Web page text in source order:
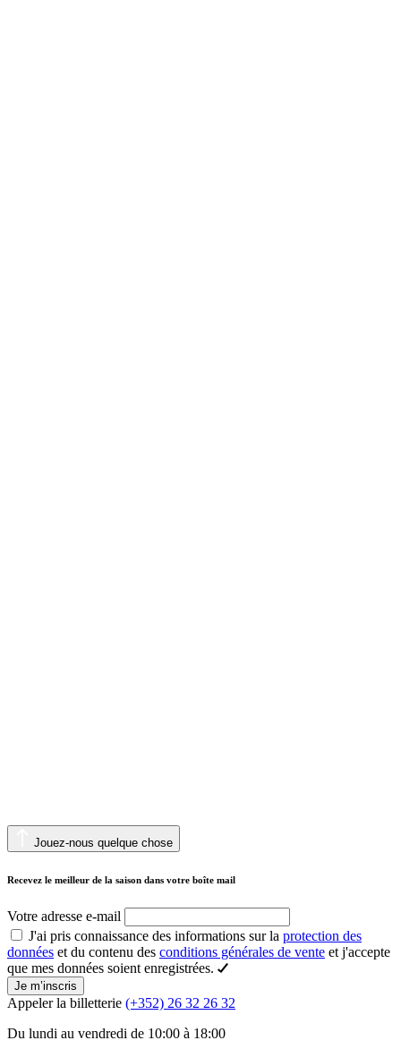
Jouez-nous quelque chose
Recevez le meilleur de la saison dans votre boîte mail
Votre adresse e-mail
J'ai pris connaissance des informations sur la protection des
données et du contenu des conditions générales de vente et j'accepte
que mes données soient enregistrées.
Je m’inscris
Appeler la billetterie (+352) 26 32 26 32
Du lundi au vendredi de 10:00 à 18:00